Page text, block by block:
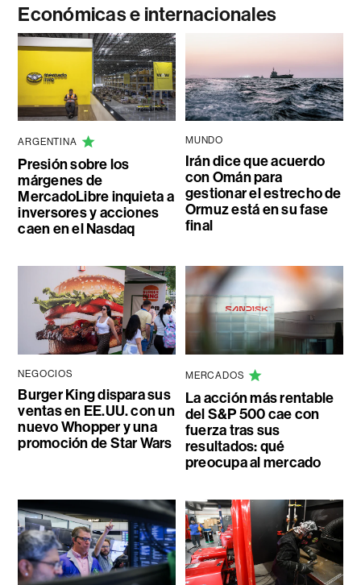
Económicas e internacionales
ARGENTINA
Presión sobre los
márgenes de
MercadoLibre inquieta a
inversores y acciones
caen en el Nasdaq
MUNDO
Irán dice que acuerdo
con Omán para
gestionar el estrecho de
Ormuz está en su fase
final
NEGOCIOS
Burger King dispara sus
ventas en EE.UU. con un
nuevo Whopper y una
promoción de Star Wars
MERCADOS
La acción más rentable
del S&P 500 cae con
fuerza tras sus
resultados: qué
preocupa al mercado